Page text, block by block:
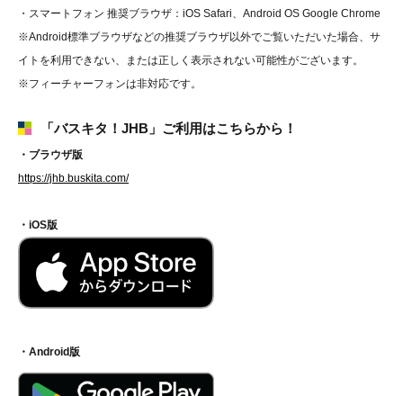
・スマートフォン 推奨ブラウザ：iOS Safari、Android OS Google Chrome
※Android標準ブラウザなどの推奨ブラウザ以外でご覧いただいた場合、サ
イトを利用できない、または正しく表示されない可能性がございます。
※フィーチャーフォンは非対応です。
「バスキタ！JHB」ご利用はこちらから！
・ブラウザ版
https://jhb.buskita.com/
・iOS版
・Android版